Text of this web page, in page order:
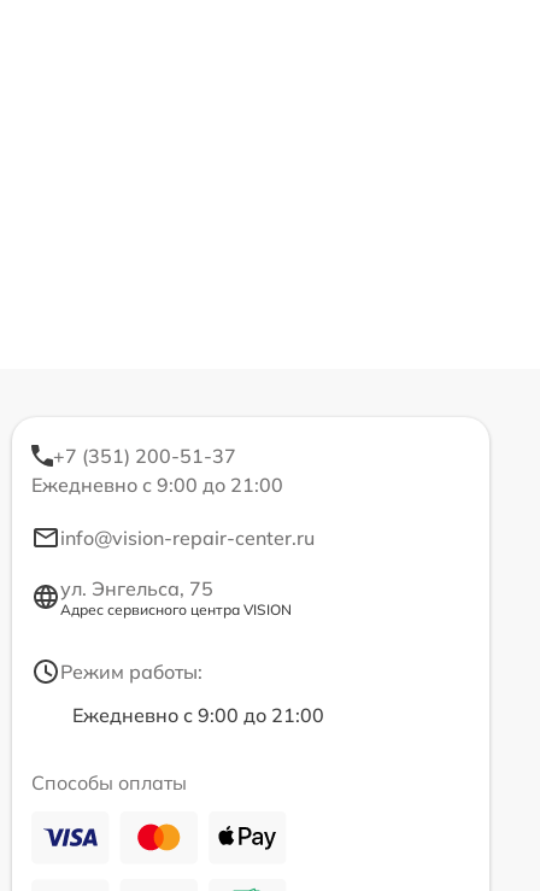
+7 (351) 200-51-37
Ежедневно с 9:00 до 21:00
info@vision-repair-center.ru
ул. Энгельса, 75
Адрес сервисного центра VISION
Режим работы:
Ежедневно с 9:00 до 21:00
Способы оплаты